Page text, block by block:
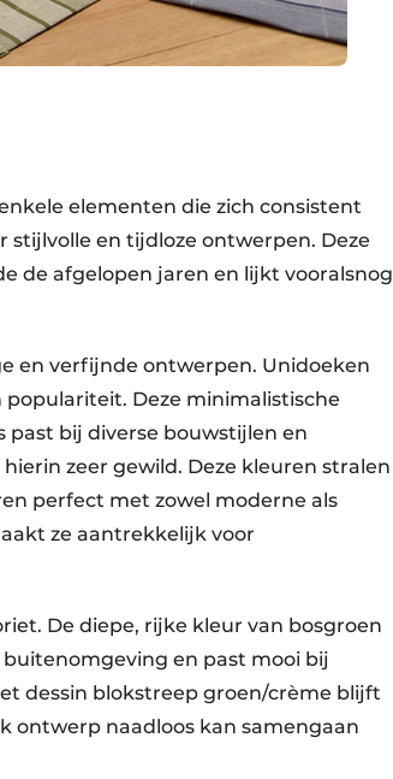
elementen die zich consistent
stijlvolle en tijdloze ontwerpen. Deze
de afgelopen jaren en lijkt vooralsnog
en verfijnde ontwerpen. Unidoeken
Deze minimalistische
bij diverse bouwstijlen en
zeer gewild. Deze kleuren stralen
perfect met zowel moderne als
ze aantrekkelijk voor
De diepe, rijke kleur van bosgroen
en past mooi bij
dessin blokstreep groen/crème blijft
ontwerp naadloos kan samengaan